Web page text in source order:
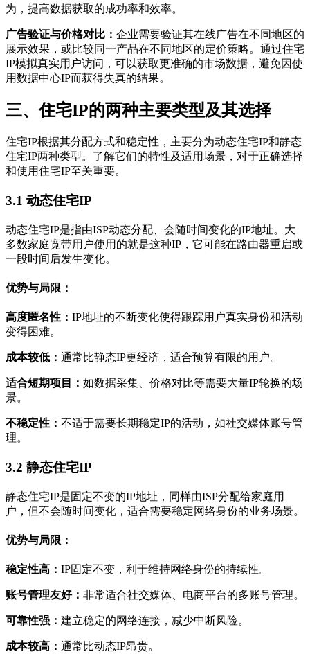
为，提高数据获取的成功率和效率。
广告验证与价格对比： 企业需要验证其在线广告在不同地区的
展示效果，或比较同一产品在不同地区的定价策略。通过住宅
IP模拟真实用户访问，可以获取更准确的市场数据，避免因使
用数据中心IP而获得失真的结果。
三、住宅IP的两种主要类型及其选择
住宅IP根据其分配方式和稳定性，主要分为动态住宅IP和静态
住宅IP两种类型。了解它们的特性及适用场景，对于正确选择
和使用住宅IP至关重要。
3.1 动态住宅IP
动态住宅IP是指由ISP动态分配、会随时间变化的IP地址。大
多数家庭宽带用户使用的就是这种IP，它可能在路由器重启或
一段时间后发生变化。
优势与局限：
高度匿名性： IP地址的不断变化使得跟踪用户真实身份和活动
变得困难。
成本较低： 通常比静态IP更经济，适合预算有限的用户。
适合短期项目： 如数据采集、价格对比等需要大量IP轮换的场
景。
不稳定性： 不适于需要长期稳定IP的活动，如社交媒体账号管
理。
3.2 静态住宅IP
静态住宅IP是固定不变的IP地址，同样由ISP分配给家庭用
户，但不会随时间变化，适合需要稳定网络身份的业务场景。
优势与局限：
稳定性高： IP固定不变，利于维持网络身份的持续性。
账号管理友好： 非常适合社交媒体、电商平台的多账号管理。
可靠性强： 建立稳定的网络连接，减少中断风险。
成本较高： 通常比动态IP昂贵。